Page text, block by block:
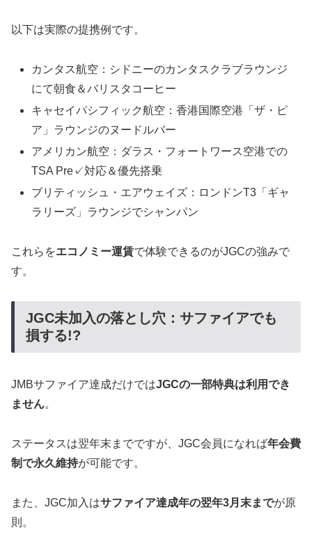
以下は実際の提携例です。
カンタス航空：シドニーのカンタスクラブラウンジ
にて朝食＆バリスタコーヒー
キャセイパシフィック航空：香港国際空港「ザ・ピ
ア」ラウンジのヌードルバー
アメリカン航空：ダラス・フォートワース空港での
TSA Pre✓対応＆優先搭乗
ブリティッシュ・エアウェイズ：ロンドンT3「ギャ
ラリーズ」ラウンジでシャンパン
これらをエコノミー運賃で体験できるのがJGCの強みで
す。
JGC未加入の落とし穴：サファイアでも
損する!?
JMBサファイア達成だけではJGCの一部特典は利用でき
ません。
ステータスは翌年末までですが、JGC会員になれば年会費
制で永久維持が可能です。
また、JGC加入はサファイア達成年の翌年3月末までが原
則。